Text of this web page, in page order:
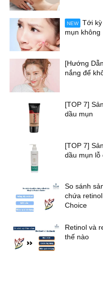
NEW
Tới
mụn không
[Hướng
nắng để
[TOP 7]
dầu mụn
[TOP 7]
dầu mụn lỗ
So sánh
chứa
Choice
Retinol và
thế nào